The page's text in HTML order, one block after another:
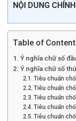
NỘI DUNG CHÍNH
Table of
Ý nghĩa chữ số
Ý nghĩa chữ số
Tiêu chuẩn
Tiêu chuẩn
Tiêu chuẩn
Tiêu chuẩn
Tiêu chuẩn